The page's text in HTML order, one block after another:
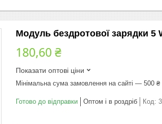
Модуль бездротової зарядки 5
180,60 ₴
Показати оптові ціни
Мінімальна сума замовлення на сайті — 500 ₴
Готово до відправки Оптом і в роздріб Код: